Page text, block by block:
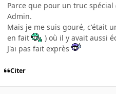
Parce que pour un truc spécial
Admin.
Mais je me suis gouré, c'était
en fait
) où il y avait aussi
J'ai pas fait exprès
Citer